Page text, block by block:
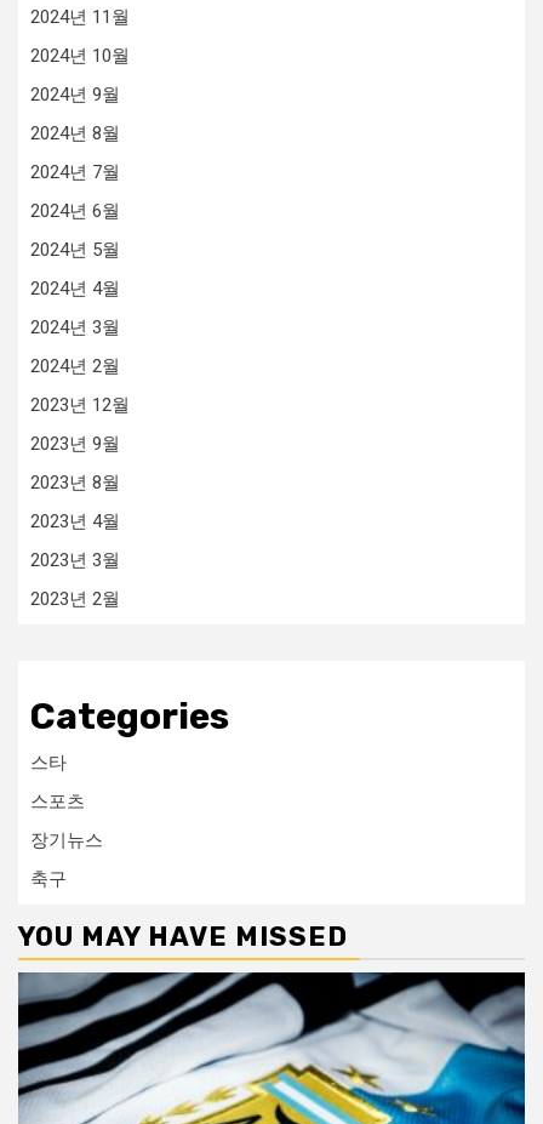
2024년 11월
2024년 10월
2024년 9월
2024년 8월
2024년 7월
2024년 6월
2024년 5월
2024년 4월
2024년 3월
2024년 2월
2023년 12월
2023년 9월
2023년 8월
2023년 4월
2023년 3월
2023년 2월
Categories
스타
스포츠
장기뉴스
축구
YOU MAY HAVE MISSED